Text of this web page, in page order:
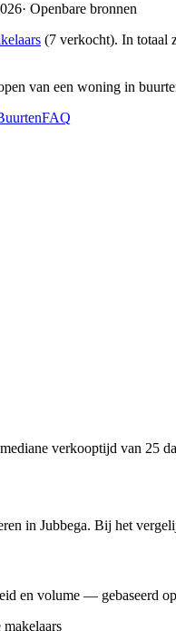
· Openbare bronnen
(7 verkocht). In totaal
van een woning in
FAQ
verkooptijd van 25
in Jubbega. Bij het
en volume — gebaseerd
makelaars